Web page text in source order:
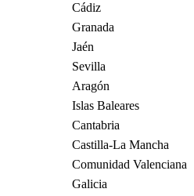
Cádiz
Granada
Jaén
Sevilla
Aragón
Islas Baleares
Cantabria
Castilla-La Mancha
Comunidad Valenciana
Galicia